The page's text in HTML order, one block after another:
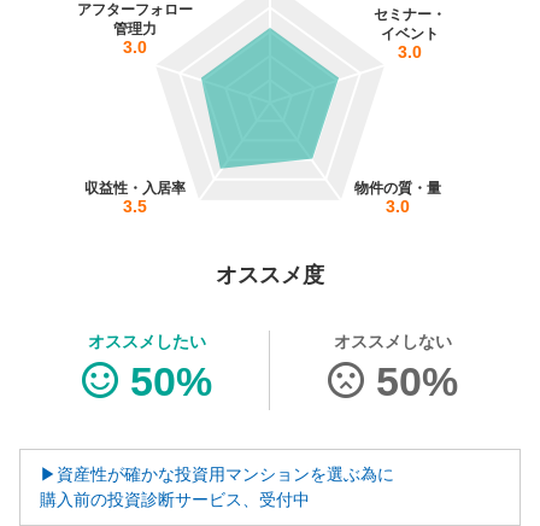
0120-146-460
営業時間：10:00〜19:00(土日祝も営業中) 定休日：水
セミナー・
イベント
3.0
物件の質・量
3.0
収益性・入居率
3.5
アフターフォロー
管理力
3.0
オススメ度
オススメしたい
50%
オススメしない
50%
▶資産性が確かな投資用マンションを選ぶ為に
購入前の投資診断サービス、受付中